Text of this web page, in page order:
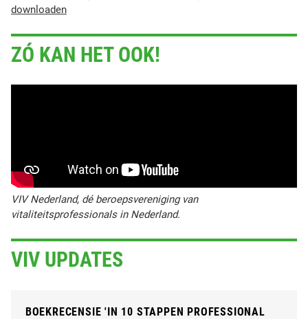
downloaden
ZÓ KAN HET OOK!
VIV Nederland, dé beroepsvereniging van
vitaliteitsprofessionals in Nederland.
VIV UPDATES
BOEKRECENSIE 'IN 10 STAPPEN PROFESSIONAL